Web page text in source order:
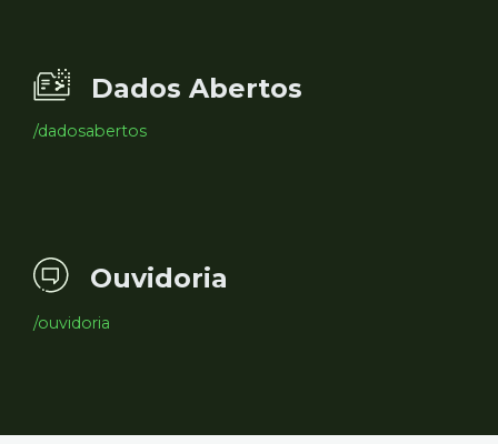
Dados Abertos
/dadosabertos
Ouvidoria
/ouvidoria